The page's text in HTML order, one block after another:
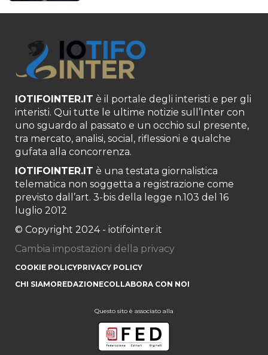
IOTIFOINTER.IT è il portale degli interisti e per gli
interisti. Qui tutte le ultime notizie sull’Inter con
uno sguardo al passato e un occhio sul presente,
tra mercato, analisi, social, riflessioni e qualche
gufata alla concorrenza.
IOTIFOINTER.IT è una testata giornalistica
telematica non soggetta a registrazione come
previsto dall’art. 3-bis della legge n.103 del 16
luglio 2012
© Copyright 2024 - iotifointer.it
Cambia impostazioni della privacy
COOKIE POLICYPRIVACY POLICY
CHI SIAMOREDAZIONECOLLABORA CON NOI
Questo sito è associato alla